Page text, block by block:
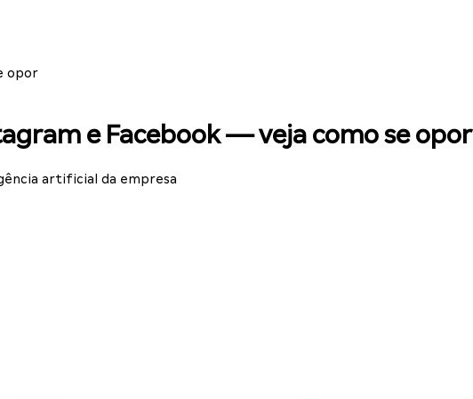
opor
e Facebook — veja como se opor
artificial da empresa